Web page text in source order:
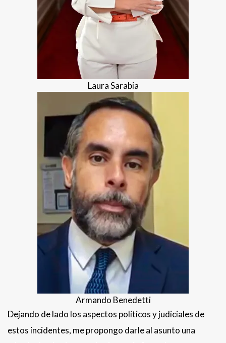
Laura Sarabia
Armando Benedetti
Dejando de lado los aspectos políticos y judiciales de
estos incidentes, me propongo darle al asunto una